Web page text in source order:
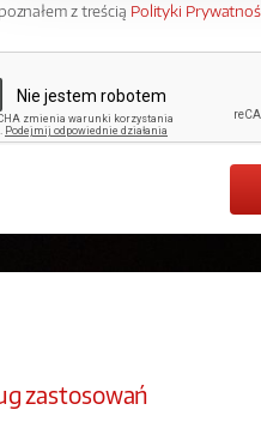
z treścią Polityki
zastosowań